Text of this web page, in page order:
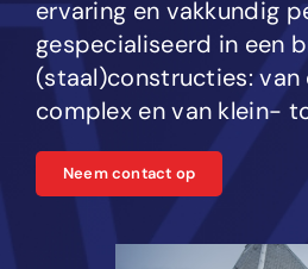
ervaring en vakkundig
gespecialiseerd in een
(staal)constructies:
complex en van klein-
Neem contact op